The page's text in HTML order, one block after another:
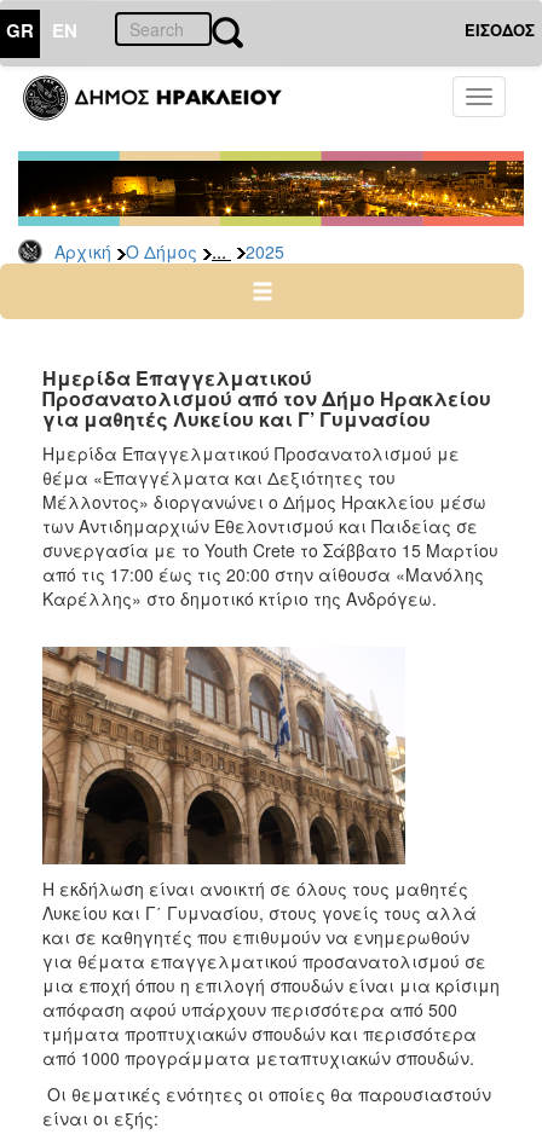
GR EN ΕΙΣΟΔΟΣ
Toggle
Αρχική Ο Δήμος ... 2025
ΔΗΜΟΣ
Δελτία
Τύπου
Αρχείο
2026
2024
2022
2021
2020
2019
2018
2017
2016
2015
2013
2012
2011
ΤΟΠΟΣ
ΠΟΛΙΤΙΣΜΟΣ
ΑΝΘΕΚΤΙΚΗ
ΠΟΛΗ
Ημερίδα Επαγγελματικού
Προσανατολισμού από τον Δήμο Ηρακλείου
για μαθητές Λυκείου και Γ’ Γυμνασίου
Ημερίδα Επαγγελματικού Προσανατολισμού με
θέμα «Επαγγέλματα και Δεξιότητες του
Μέλλοντος» διοργανώνει ο Δήμος Ηρακλείου μέσω
των Αντιδημαρχιών Εθελοντισμού και Παιδείας σε
συνεργασία με το Youth Crete το Σάββατο 15 Μαρτίου
από τις 17:00 έως τις 20:00 στην αίθουσα «Μανόλης
Καρέλλης» στο δημοτικό κτίριο της Ανδρόγεω.
Η εκδήλωση είναι ανοικτή σε όλους τους μαθητές
Λυκείου και Γ΄ Γυμνασίου, στους γονείς τους αλλά
και σε καθηγητές που επιθυμούν να ενημερωθούν
για θέματα επαγγελματικού προσανατολισμού σε
μια εποχή όπου η επιλογή σπουδών είναι μια κρίσιμη
απόφαση αφού υπάρχουν περισσότερα από 500
τμήματα προπτυχιακών σπουδών και περισσότερα
από 1000 προγράμματα μεταπτυχιακών σπουδών.
Οι θεματικές ενότητες οι οποίες θα παρουσιαστούν
είναι οι εξής: